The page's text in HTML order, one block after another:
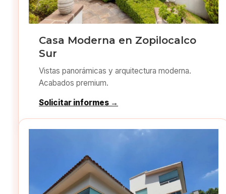
Casa Moderna en Zopilocalco
Sur
Vistas panorámicas y arquitectura moderna.
Acabados premium.
Solicitar informes →